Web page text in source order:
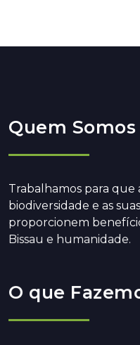
Quem Somos
Trabalhamos para que
biodiversidade e as
proporcionem
Bissau e humanidade.
O que